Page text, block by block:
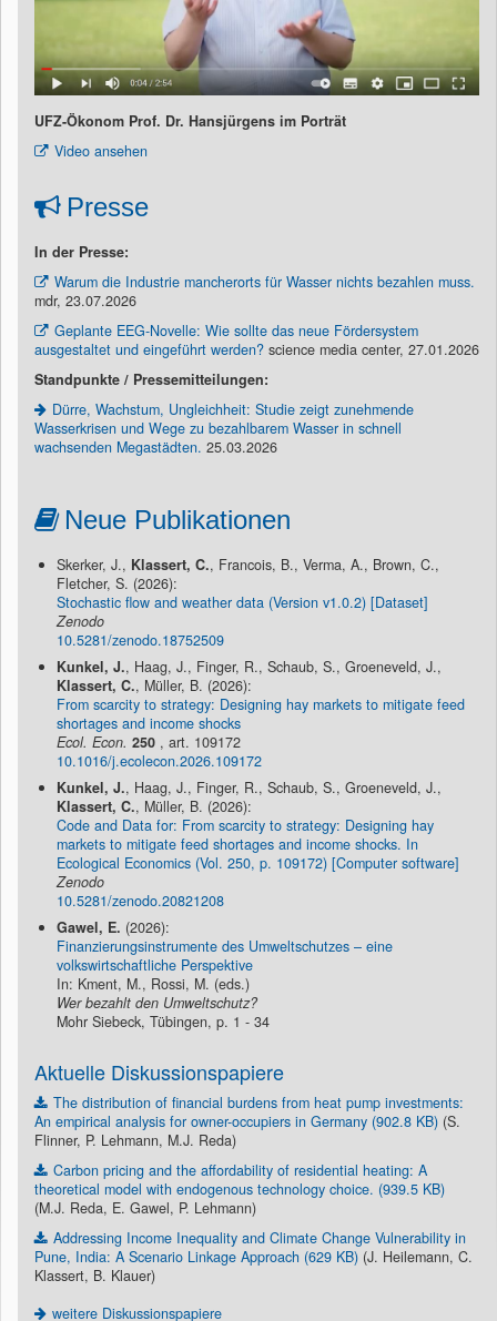
UFZ-Ökonom Prof. Dr. Hansjürgens im Porträt
Video ansehen
Presse
In der Presse:
Warum die Industrie mancherorts für Wasser nichts bezahlen muss.
mdr, 23.07.2026
Geplante EEG-Novelle: Wie sollte das neue Fördersystem
ausgestaltet und eingeführt werden? science media center, 27.01.2026
Standpunkte / Pressemitteilungen:
Dürre, Wachstum, Ungleichheit: Studie zeigt zunehmende
Wasserkrisen und Wege zu bezahlbarem Wasser in schnell
wachsenden Megastädten. 25.03.2026
Neue Publikationen
Skerker, J., Klassert, C., Francois, B., Verma, A., Brown, C.,
Fletcher, S. (2026):
Stochastic flow and weather data (Version v1.0.2) [Dataset]
Zenodo
10.5281/zenodo.18752509
Kunkel, J., Haag, J., Finger, R., Schaub, S., Groeneveld, J.,
Klassert, C., Müller, B. (2026):
From scarcity to strategy: Designing hay markets to mitigate feed
shortages and income shocks
Ecol. Econ. 250 , art. 109172
10.1016/j.ecolecon.2026.109172
Kunkel, J., Haag, J., Finger, R., Schaub, S., Groeneveld, J.,
Klassert, C., Müller, B. (2026):
Code and Data for: From scarcity to strategy: Designing hay
markets to mitigate feed shortages and income shocks. In
Ecological Economics (Vol. 250, p. 109172) [Computer software]
Zenodo
10.5281/zenodo.20821208
Gawel, E. (2026):
Finanzierungsinstrumente des Umweltschutzes – eine
volkswirtschaftliche Perspektive
In: Kment, M., Rossi, M. (eds.)
Wer bezahlt den Umweltschutz?
Mohr Siebeck, Tübingen, p. 1 - 34
Aktuelle Diskussionspapiere
The distribution of financial burdens from heat pump investments:
An empirical analysis for owner-occupiers in Germany (902.8 KB) (S.
Flinner, P. Lehmann, M.J. Reda)
Carbon pricing and the affordability of residential heating: A
theoretical model with endogenous technology choice. (939.5 KB)
(M.J. Reda, E. Gawel, P. Lehmann)
Addressing Income Inequality and Climate Change Vulnerability in
Pune, India: A Scenario Linkage Approach (629 KB) (J. Heilemann, C.
Klassert, B. Klauer)
weitere Diskussionspapiere